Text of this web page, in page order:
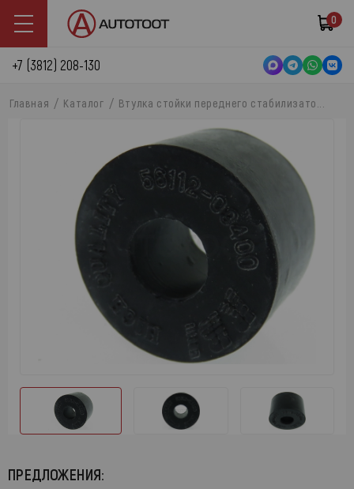
0
+7 (3812) 208-130
Главная Каталог Втулка стойки переднего стабилизато...
ПРЕДЛОЖЕНИЯ: